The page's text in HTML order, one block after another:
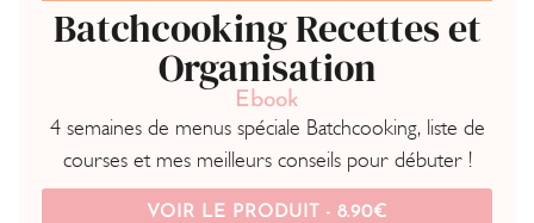
Batchcooking Recettes et
Organisation
Ebook
4 semaines de menus spéciale Batchcooking, liste de
courses et mes meilleurs conseils pour débuter !
VOIR LE PRODUIT - 8.90€